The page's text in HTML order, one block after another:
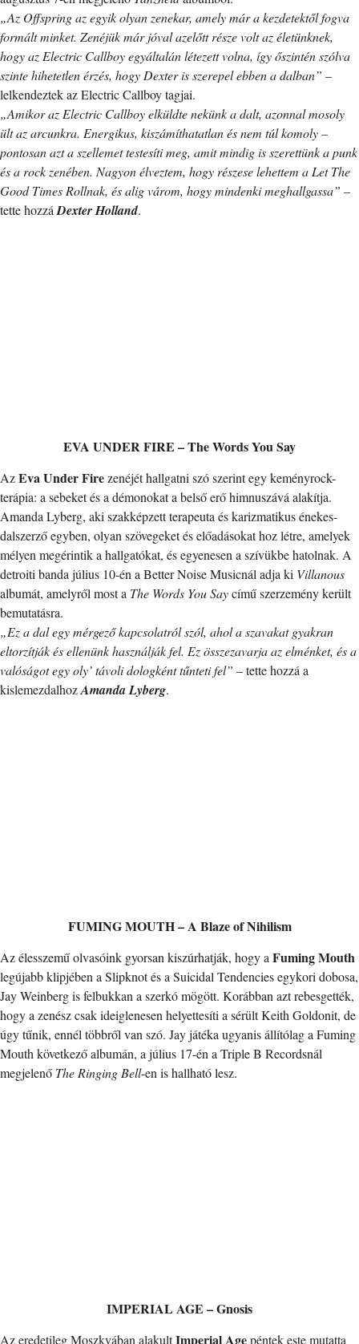
„Az Offspring az egyik olyan zenekar, amely már a kezdetektől fogva
formált minket. Zenéjük már jóval azelőtt része volt az életünknek,
hogy az Electric Callboy egyáltalán létezett volna, így őszintén szólva
szinte hihetetlen érzés, hogy Dexter is szerepel ebben a dalban” –
lelkendeztek az Electric Callboy tagjai.
„Amikor az Electric Callboy elküldte nekünk a dalt, azonnal mosoly
ült az arcunkra. Energikus, kiszámíthatatlan és nem túl komoly –
pontosan azt a szellemet testesíti meg, amit mindig is szerettünk a punk
és a rock zenében. Nagyon élveztem, hogy részese lehettem a Let The
Good Times Rollnak, és alig várom, hogy mindenki meghallgassa” –
tette hozzá Dexter Holland.
EVA UNDER FIRE – The Words You Say
AzEva Under Firezenéjét hallgatni szó szerint egy keményrock-
terápia: a sebeket és a démonokat a belső erő himnuszává alakítja.
Amanda Lyberg, aki szakképzett terapeuta és karizmatikus énekes-
dalszerző egyben, olyan szövegeket és előadásokat hoz létre, amelyek
mélyen megérintik a hallgatókat, és egyenesen a szívükbe hatolnak. A
detroiti banda július 10-én a Better Noise Musicnál adja ki Villanous
albumát, amelyről most a The Words You Saycímű szerzemény került
bemutatásra.
„Ez a dal egy mérgező kapcsolatról szól, ahol a szavakat gyakran
eltorzítják és ellenünk használják fel. Ez összezavarja az elménket, és a
valóságot egy oly’ távoli dologként tűnteti fel” – tette hozzá a
kislemezdalhozAmanda Lyberg.
FUMING MOUTH – A Blaze of Nihilism
Az élesszemű olvasóink gyorsan kiszúrhatják, hogy a Fuming Mouth
legújabb klipjében a Slipknot és a Suicidal Tendencies egykori dobosa,
Jay Weinberg is felbukkan a szerkó mögött. Korábban azt rebesgették,
hogy a zenész csak ideiglenesen helyettesíti a sérült Keith Goldonit, de
úgy tűnik, ennél többről van szó. Jay játéka ugyanis állítólag a Fuming
Mouth következő albumán, a július 17-én a Triple B Recordsnál
megjelenő The Ringing Bell-en is hallható lesz.
IMPERIAL AGE – Gnosis
Az eredetileg Moszkvában alakultImperial Agepéntek este mutatta